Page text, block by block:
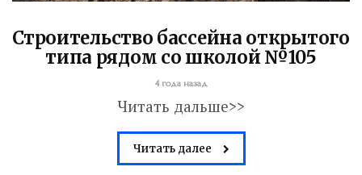
Строительство бассейна открытого
типа рядом со школой №105
4 года назад
Читать дальше>>
Читать далее